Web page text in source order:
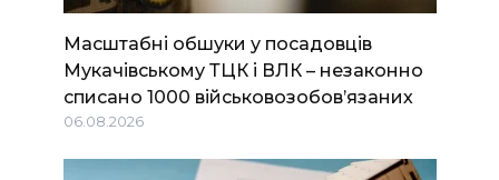
Масштабні обшуки у посадовців
Мукачівському ТЦК і ВЛК – незаконно
списано 1000 військовозобов’язаних
06.08.2026